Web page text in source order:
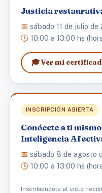
Justicia
📅 sábado 11 de julio de
🕓 10:00 a 13:00 hs
🎓 Ver mi
INSCRIPCIÓN ABIERTA
Conócete a ti
Inteligencia
📅 sábado 8 de agosto
🕓 10:00 a 13:00 hs
Inscribiéndote al ciclo,